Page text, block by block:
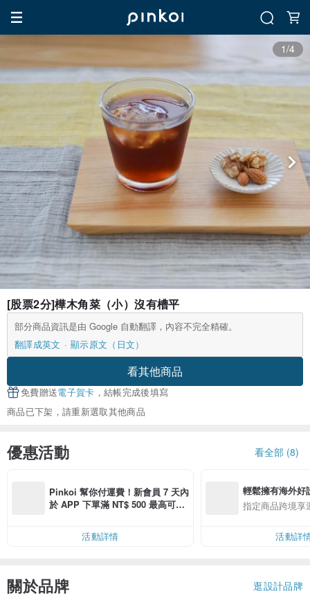
1/4
[股票2分]樺木角菜（小）沒有槽平
部分商品資訊是由 Google 自動翻譯，內容不完全精確。
翻譯成英文
顯示原文（日文）
看其他商品
免費贈送電子賀卡 ，結帳完成後填寫
商品已下架，請重新選取其他商品
優惠活動 看全部 (8)
Pinkoi 幫你付運費！新會員 7 天內
於 APP 下單滿 NT$ 500 最高可折
活動詳情
輕鬆擁有海外好
指定商品跨境享
活動詳
關於品牌 逛設計品牌